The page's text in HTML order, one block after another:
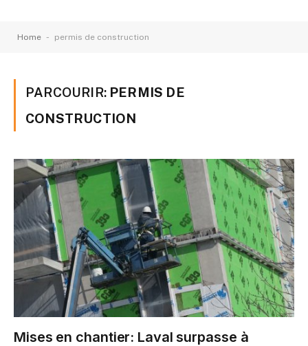
Home - permis de construction
PARCOURIR: PERMIS DE
CONSTRUCTION
Mises en chantier: Laval surpasse à